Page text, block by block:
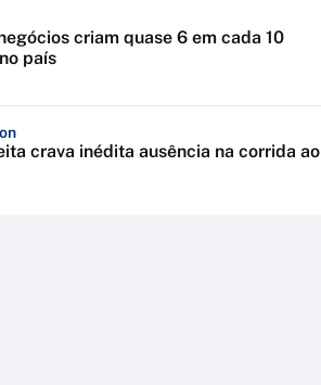
criam quase 6 em cada 10
país
crava inédita ausência na corrida ao